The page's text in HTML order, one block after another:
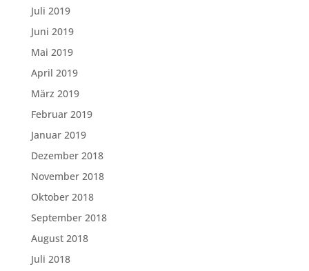
Juli 2019
Juni 2019
Mai 2019
April 2019
März 2019
Februar 2019
Januar 2019
Dezember 2018
November 2018
Oktober 2018
September 2018
August 2018
Juli 2018